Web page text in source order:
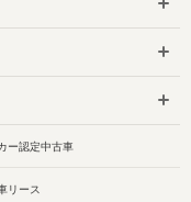
ー認定中古車
リース